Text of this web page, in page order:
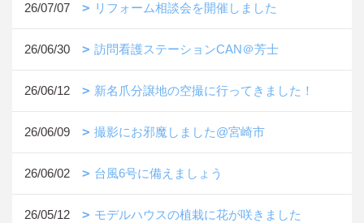
26/07/07 リフォーム相談会を開催しました
26/06/30 訪問看護ステーションCAN＠芳士
26/06/12 新名爪分譲地の空撮に行ってきました！
26/06/09 撮影にお邪魔しました@宮崎市
26/06/02 台風6号に備えましょう
26/05/12 モデルハウスの植栽に花が咲きました